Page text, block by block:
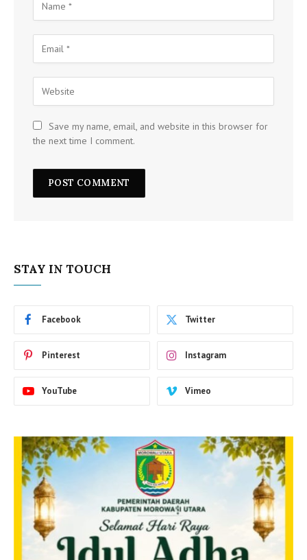
Save my name, email, and website in this browser for
the next time I comment.
STAY IN TOUCH
Facebook Twitter
Pinterest Instagram
YouTube Vimeo